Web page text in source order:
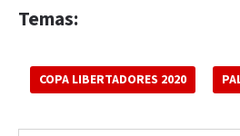
Temas:
COPA LIBERTADORES 2020